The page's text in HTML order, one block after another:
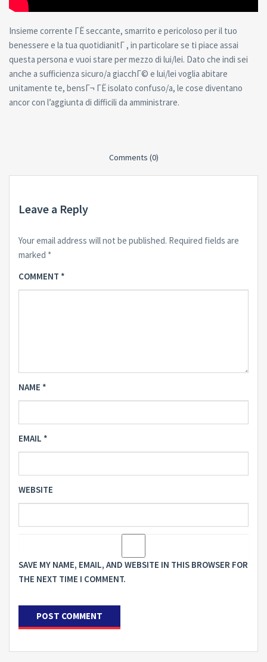
Insieme corrente ГЁ seccante, smarrito e pericoloso per il tuo
benessere e la tua quotidianitГ , in particolare se ti piace assai
questa persona e vuoi stare per mezzo di lui/lei. Dato che indi sei
anche a sufficienza sicuro/a giacchГ© e lui/lei voglia abitare
unitamente te, bensГ¬ ГЁ isolato confuso/a, le cose diventano
ancor con l’aggiunta di difficili da amministrare.
Comments (0)
Leave a Reply
Your email address will not be published. Required fields are
marked *
COMMENT *
NAME *
EMAIL *
WEBSITE
SAVE MY NAME, EMAIL, AND WEBSITE IN THIS BROWSER FOR
THE NEXT TIME I COMMENT.